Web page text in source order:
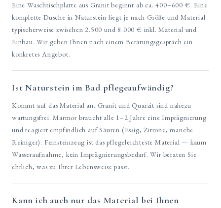
Eine Waschtischplatte aus Granit beginnt ab ca. 400–600 €. Eine
komplette Dusche in Naturstein liegt je nach Größe und Material
typischerweise zwischen 2.500 und 8.000 € inkl. Material und
Einbau. Wir geben Ihnen nach einem Beratungsgespräch ein
konkretes Angebot.
Ist Naturstein im Bad pflegeaufwändig?
Kommt auf das Material an. Granit und Quarzit sind nahezu
wartungsfrei. Marmor braucht alle 1–2 Jahre eine Imprägnierung
und reagiert empfindlich auf Säuren (Essig, Zitrone, manche
Reiniger). Feinsteinzeug ist das pflegeleichteste Material — kaum
Wasseraufnahme, kein Imprägnierungsbedarf. Wir beraten Sie
ehrlich, was zu Ihrer Lebensweise passt.
Kann ich auch nur das Material bei Ihnen